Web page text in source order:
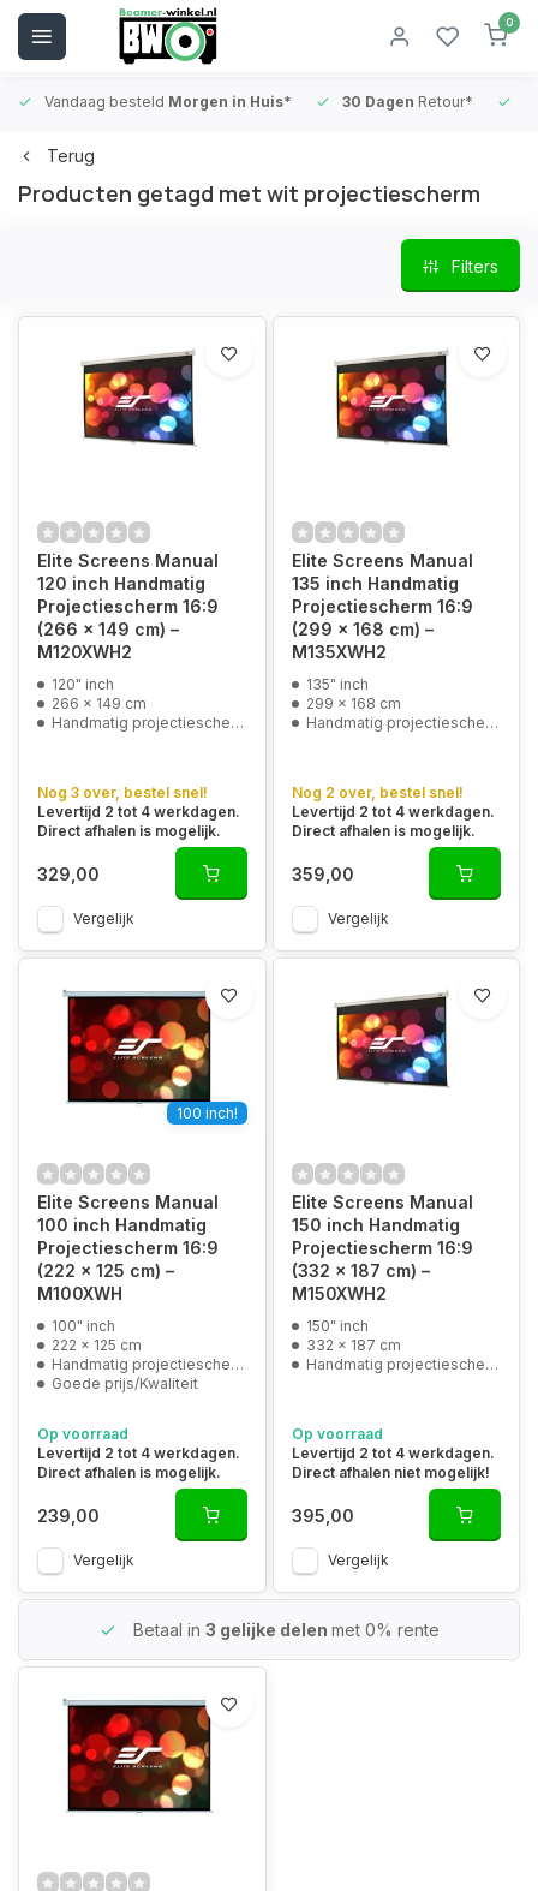
0
Vandaag besteld Morgen in Huis* 30 Dagen Retour*
Terug
Producten getagd met wit projectiescherm
Filters
Elite Screens Manual
120 inch Handmatig
Projectiescherm 16:9
(266 x 149 cm) –
M120XWH2
120" inch
266 x 149 cm
Handmatig projectiescherm
Nog 3 over, bestel snel!
Levertijd 2 tot 4 werkdagen.
Direct afhalen is mogelijk.
329,00
Vergelijk
Elite Screens Manual
135 inch Handmatig
Projectiescherm 16:9
(299 x 168 cm) –
M135XWH2
135" inch
299 x 168 cm
Handmatig projectiescherm
Nog 2 over, bestel snel!
Levertijd 2 tot 4 werkdagen.
Direct afhalen is mogelijk.
359,00
Vergelijk
100 inch!
Elite Screens Manual
100 inch Handmatig
Projectiescherm 16:9
(222 x 125 cm) –
M100XWH
100" inch
222 x 125 cm
Handmatig projectiescherm
Goede prijs/Kwaliteit
Op voorraad
Levertijd 2 tot 4 werkdagen.
Direct afhalen is mogelijk.
239,00
Vergelijk
Elite Screens Manual
150 inch Handmatig
Projectiescherm 16:9
(332 x 187 cm) –
M150XWH2
150" inch
332 x 187 cm
Handmatig projectiescherm
Op voorraad
Levertijd 2 tot 4 werkdagen.
Direct afhalen niet mogelijk!
395,00
Vergelijk
Betaal in 3 gelijke delen met 0% rente